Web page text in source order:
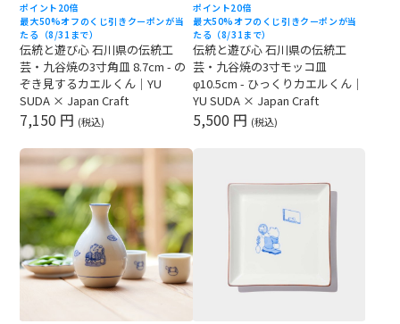
ポイント20倍
最大50%オフのくじ引きクーポンが当
たる（8/31まで）
伝統と遊び心 石川県の伝統工
芸・九谷焼の3寸角皿 8.7cm - の
ぞき見するカエルくん｜YU
SUDA × Japan Craft
7,150 円 (税込)
ポイント20倍
最大50%オフのくじ引きクーポンが当
たる（8/31まで）
伝統と遊び心 石川県の伝統工
芸・九谷焼の3寸モッコ皿
φ10.5cm - ひっくりカエルくん｜
YU SUDA × Japan Craft
5,500 円 (税込)